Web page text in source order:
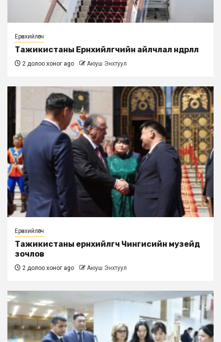
Ерөнхийлөгч
Тажикистаны Ерөнхийлөгчийн айлчлал өндөрлөлөө
2 долоо хоног ago Аюуш Энхтуул
Ерөнхийлөгч
Тажикистаны ерөнхийлөгч Чингисийн музейд
зочлов
2 долоо хоног ago Аюуш Энхтуул